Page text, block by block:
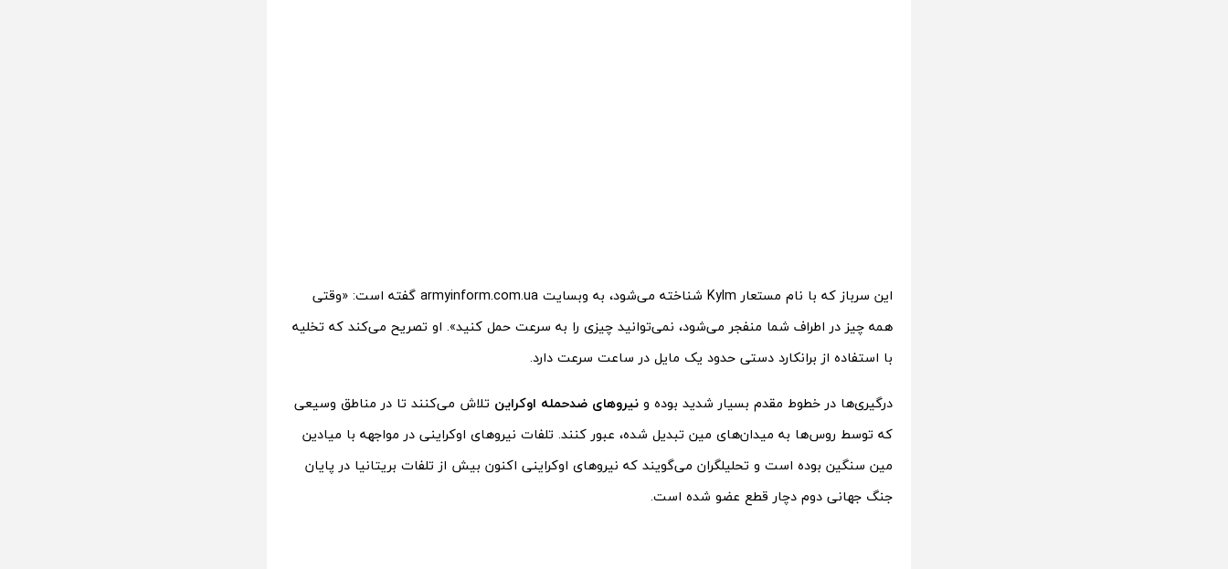
این سرباز که با نام مستعار Kylm شناخته می‌شود، به وبسایت armyinform.com.ua گفته است: «وقتی
همه چیز در اطراف شما منفجر می‌شود، نمی‌توانید چیزی را به سرعت حمل کنید». او تصریح می‌کند که تخلیه
با استفاده از برانکارد دستی حدود یک مایل در ساعت سرعت دارد.
درگیری‌ها در خطوط مقدم بسیار شدید بوده و نیروهای ضدحمله اوکراین تلاش می‌کنند تا در مناطق وسیعی
که توسط روس‌ها به میدان‌های مین تبدیل شده، عبور کنند. تلفات نیروهای اوکراینی در مواجهه با میادین
مین سنگین بوده است و تحلیلگران می‌گویند که نیروهای اوکراینی اکنون بیش از تلفات بریتانیا در پایان
جنگ جهانی دوم دچار قطع عضو شده است.